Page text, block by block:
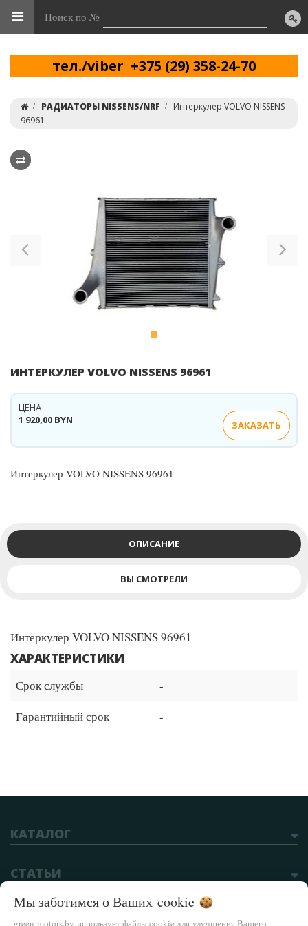
Поиск по №
тел./viber +375 (29) 358-24-70
РАДИАТОРЫ NISSENS/NRF
Интеркулер VOLVO NISSENS
96961
Previous
ИНТЕРКУЛЕР VOLVO NISSENS 96961
1 920,00 BYN
ЦЕНА
ЗАКАЗАТЬ
Интеркулер VOLVO NISSENS 96961
ОПИСАНИЕ
ВЫ СМОТРЕЛИ
Интеркулер VOLVO NISSENS 96961
ХАРАКТЕРИСТИКИ
Срок службы
-
Гарантийный срок
-
КАТАЛОГ
СТАТЬИ
Мы заботимся о Ваших cookie
green-motors.by использует файлы cookie для улучшения Вашего